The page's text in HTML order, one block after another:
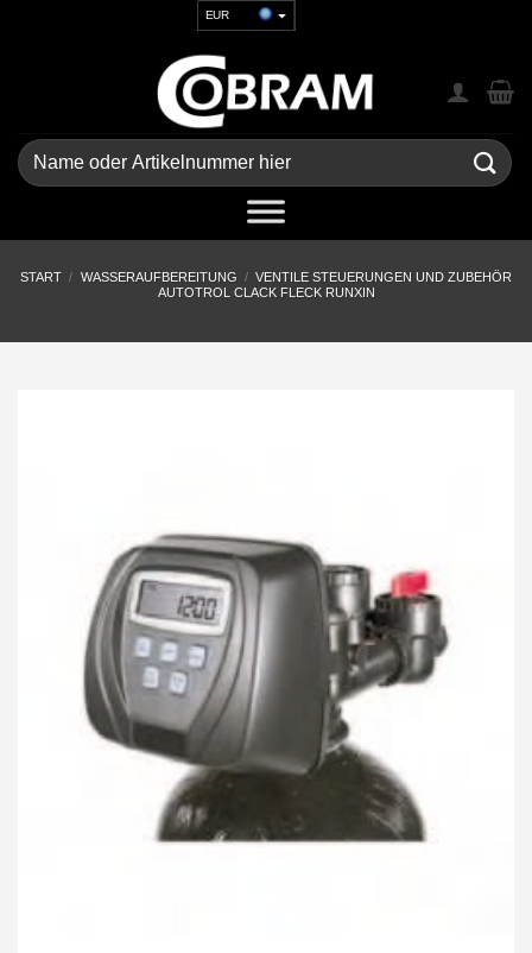
EUR
GBP
CHF
UAH
Suchen
nach:
START / WASSERAUFBEREITUNG / VENTILE STEUERUNGEN UND ZUBEHÖR
AUTOTROL CLACK FLECK RUNXIN